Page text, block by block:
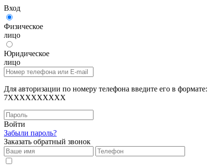
Вход
Физическое
лицо
Юридическое
лицо
Для авторизации по номеру телефона введите его в формате:
7XXXXXXXXXX
Войти
Забыли пароль?
Заказать обратный звонок